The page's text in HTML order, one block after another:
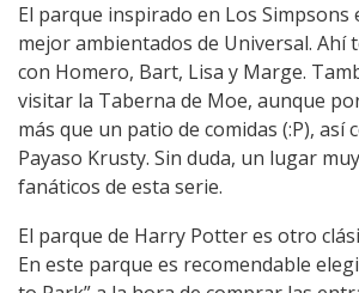
El parque inspirado en Los Simpsons
mejor ambientados de Universal. Ahí
con Homero, Bart, Lisa y Marge.
visitar la Taberna de Moe, aunque
más que un patio de comidas (:P), así
Payaso Krusty. Sin duda, un lugar
fanáticos de esta serie.
El parque de Harry Potter es otro
En este parque es recomendable